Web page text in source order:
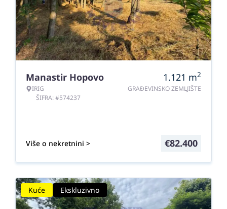
Manastir Hopovo
IRIG
ŠIFRA: #574237
1.121 m2
GRAĐEVINSKO ZEMLJIŠTE
Više o nekretnini > €82.400
Kuće Ekskluzivno